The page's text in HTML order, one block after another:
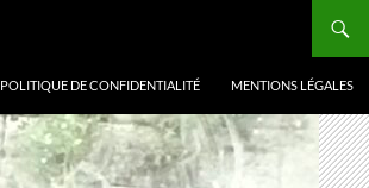
POLITIQUE DE CONFIDENTIALITÉ MENTIONS LÉGALES